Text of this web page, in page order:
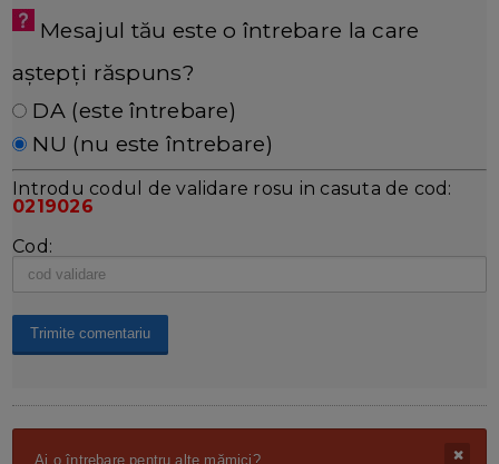
Mesajul tău este o întrebare la care
aștepți răspuns?
DA (este întrebare)
NU (nu este întrebare)
Introdu codul de validare rosu in casuta de cod:
0219026
Cod:
Ai o întrebare pentru alte mămici?